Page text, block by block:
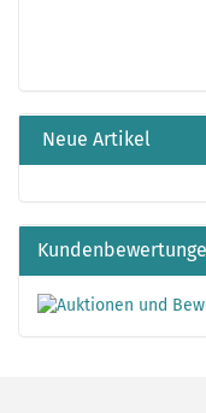
Neue Artikel